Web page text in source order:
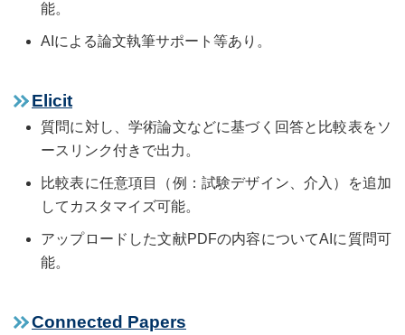
能。
AIによる論文執筆サポート等あり。
Elicit
質問に対し、学術論文などに基づく回答と比較表をソ
ースリンク付きで出力。
比較表に任意項目（例：試験デザイン、介入）を追加
してカスタマイズ可能。
アップロードした文献PDFの内容についてAIに質問可
能。
Connected Papers